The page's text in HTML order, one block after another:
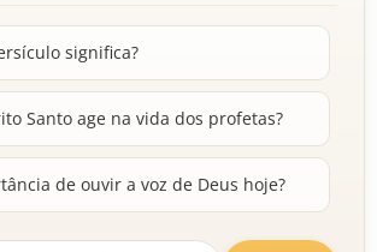
significa?
Santo age na vida dos profetas?
de ouvir a voz de Deus hoje?